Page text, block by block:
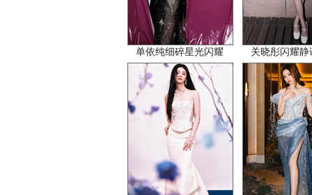
单依纯细碎星光闪耀 关晓彤闪耀静